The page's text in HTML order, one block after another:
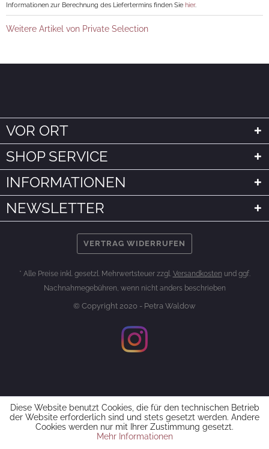
Informationen zur Berechnung des Liefertermins finden Sie hier.
Weitere Artikel von Private Selection
VOR ORT
SHOP SERVICE
INFORMATIONEN
NEWSLETTER
VERTRAG WIDERRUFEN
* Alle Preise inkl. gesetzl. Mehrwertsteuer zzgl. Versandkosten und ggf.
Nachnahmegebühren, wenn nicht anders beschrieben
© Copyright 2020 - Petra Waldow
Diese Website benutzt Cookies, die für den technischen Betrieb
der Website erforderlich sind und stets gesetzt werden. Andere
Cookies werden nur mit Ihrer Zustimmung gesetzt.
Mehr Informationen